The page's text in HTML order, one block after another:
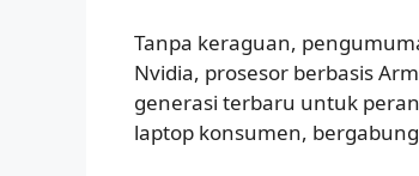
Tanpa keraguan,
Nvidia, prosesor berbasis
generasi terbaru untuk
laptop konsumen,